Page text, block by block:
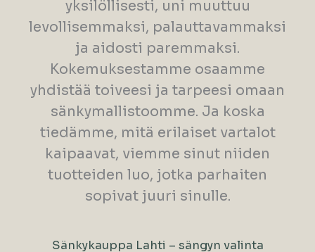
yksilöllisesti, uni muuttuu
levollisemmaksi, palauttavammaksi
ja aidosti paremmaksi.
Kokemuksestamme osaamme
yhdistää toiveesi ja tarpeesi omaan
sänkymallistoomme. Ja koska
tiedämme, mitä erilaiset vartalot
kaipaavat, viemme sinut niiden
tuotteiden luo, jotka parhaiten
sopivat juuri sinulle.
Sänkykauppa Lahti – sängyn valinta